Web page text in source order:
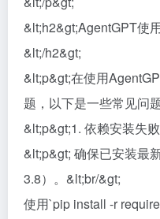
&lt;h2&gt;AgentGPT使
&lt;/h2&gt;
&lt;p&gt;在使用
题，以下是一些常见问
&lt;p&gt;1. 依赖安装失
&lt;p&gt; 确保已安装最
3.8）。&lt;br/&gt;
使用`pip install -r